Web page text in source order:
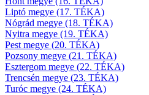
Liptó megye (17. TÉKA)
Nógrád megye (18. TÉKA)
Nyitra megye (19. TÉKA)
Pest megye (20. TÉKA)
Pozsony megye (21. TÉKA)
Esztergom megye (22. TÉKA)
Trencsén megye (23. TÉKA)
Turóc megye (24. TÉKA)